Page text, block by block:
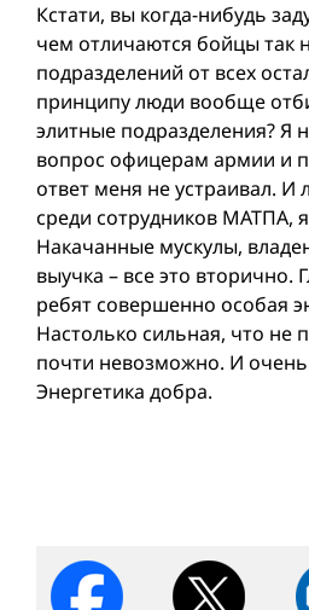
Кстати, вы когда-нибудь
чем отличаются бойцы так
подразделений от всех
принципу люди вообще
элитные подразделения? Я
вопрос офицерам армии и
ответ меня не устраивал.
среди сотрудников МАТПА,
Накачанные мускулы,
выучка – все это вторично.
ребят совершенно особая
Настолько сильная, что не
почти невозможно. И
Энергетика добра.